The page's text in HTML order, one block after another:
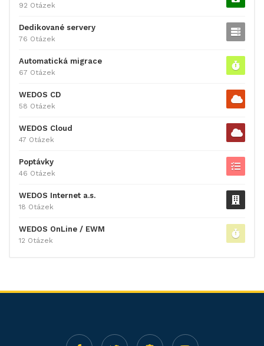
92 Otázek
Dedikované servery
76 Otázek
Automatická migrace
67 Otázek
WEDOS CD
58 Otázek
WEDOS Cloud
47 Otázek
Poptávky
46 Otázek
WEDOS Internet a.s.
18 Otázek
WEDOS OnLine / EWM
12 Otázek